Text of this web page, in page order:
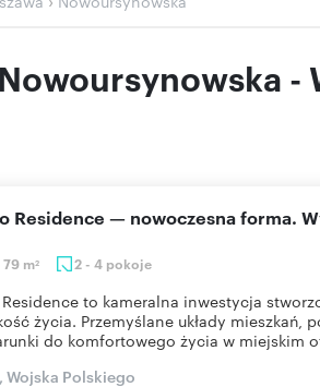
-
m2 2 - 4 pokoje
Residence — nowoczesna forma.
Residence to kameralna inwestycja
życia. Przemyślane układy
do komfortowego życia w miejskim
Wojska Polskiego